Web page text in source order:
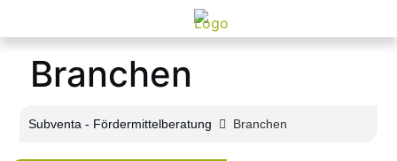
Branchen
Subventa ‐ Fördermittelberatung Branchen